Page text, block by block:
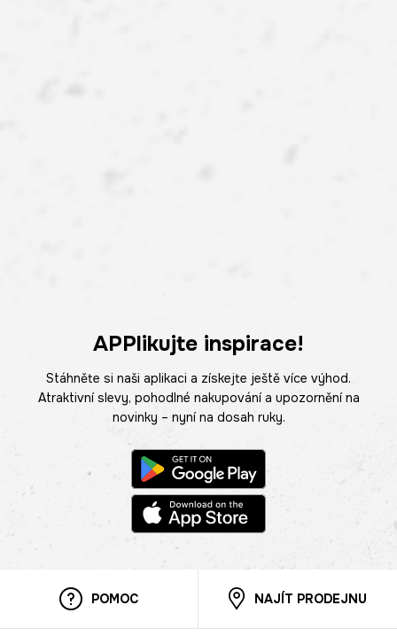
APPlikujte inspirace!
Stáhněte si naši aplikaci a získejte ještě více výhod.
Atraktivní slevy, pohodlné nakupování a upozornění na
novinky – nyní na dosah ruky.
POMOC NAJÍT PRODEJNU